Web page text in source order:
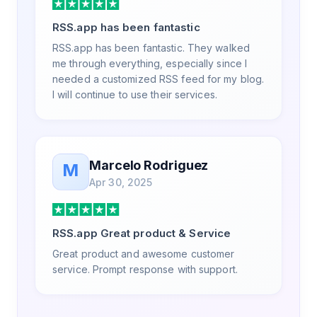
RSS.app has been fantastic
RSS.app has been fantastic. They walked
me through everything, especially since I
needed a customized RSS feed for my blog.
I will continue to use their services.
M Marcelo Rodriguez
Apr 30, 2025
RSS.app Great product & Service
Great product and awesome customer
service. Prompt response with support.